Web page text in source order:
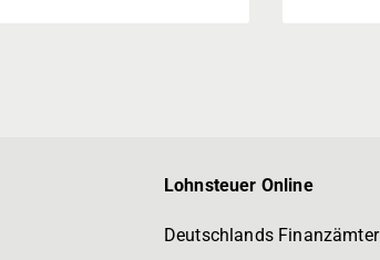
Lohnsteuer Online
Deutschlands Finanzämter